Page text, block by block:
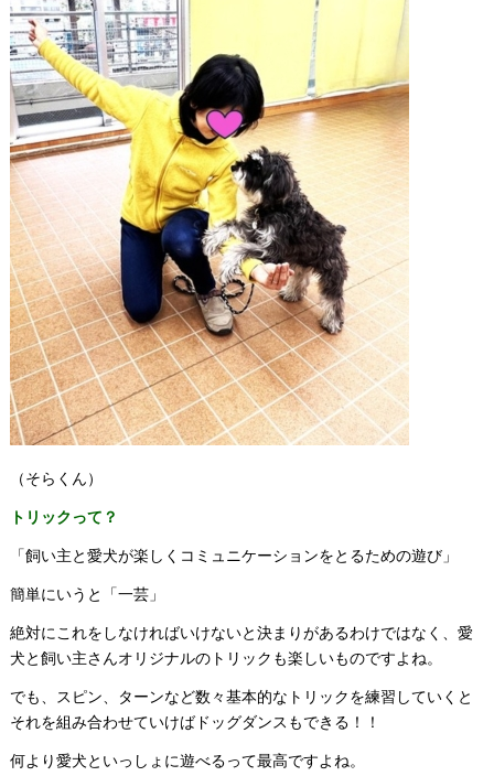
（そらくん）
トリックって？
「飼い主と愛犬が楽しくコミュニケーションをとるための遊び」
簡単にいうと「一芸」
絶対にこれをしなければいけないと決まりがあるわけではなく、愛
犬と飼い主さんオリジナルのトリックも楽しいものですよね。
でも、スピン、ターンなど数々基本的なトリックを練習していくと
それを組み合わせていけばドッグダンスもできる！！
何より愛犬といっしょに遊べるって最高ですよね。